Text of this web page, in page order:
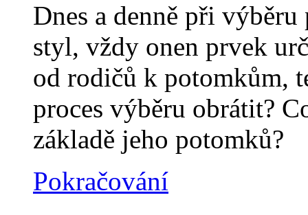
Dnes a denně při
styl, vždy onen prvek
od rodičů k potomkům,
proces výběru obrátit?
základě jeho potomků?
Pokračování